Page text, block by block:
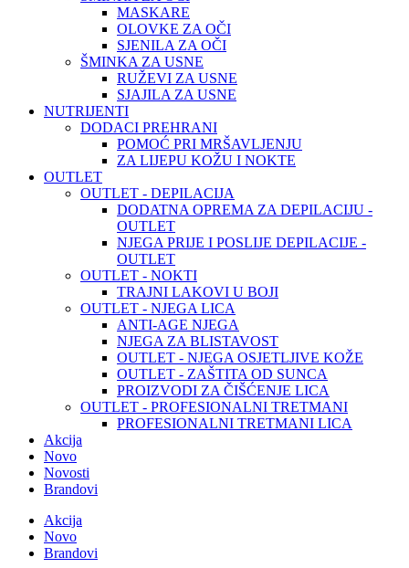
MASKARE
OLOVKE ZA OČI
SJENILA ZA OČI
ŠMINKA ZA USNE
RUŽEVI ZA USNE
SJAJILA ZA USNE
NUTRIJENTI
DODACI PREHRANI
POMOĆ PRI MRŠAVLJENJU
ZA LIJEPU KOŽU I NOKTE
OUTLET
OUTLET - DEPILACIJA
DODATNA OPREMA ZA DEPILACIJU -
OUTLET
NJEGA PRIJE I POSLIJE DEPILACIJE -
OUTLET
OUTLET - NOKTI
TRAJNI LAKOVI U BOJI
OUTLET - NJEGA LICA
ANTI-AGE NJEGA
NJEGA ZA BLISTAVOST
OUTLET - NJEGA OSJETLJIVE KOŽE
OUTLET - ZAŠTITA OD SUNCA
PROIZVODI ZA ČIŠĆENJE LICA
OUTLET - PROFESIONALNI TRETMANI
PROFESIONALNI TRETMANI LICA
Akcija
Novo
Novosti
Brandovi
Akcija
Novo
Brandovi